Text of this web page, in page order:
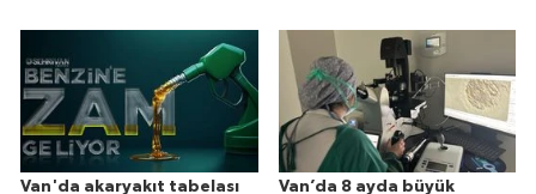
Van'da akaryakıt tabelası
Van’da 8 ayda büyük